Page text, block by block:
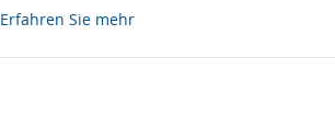
Erfahren Sie mehr